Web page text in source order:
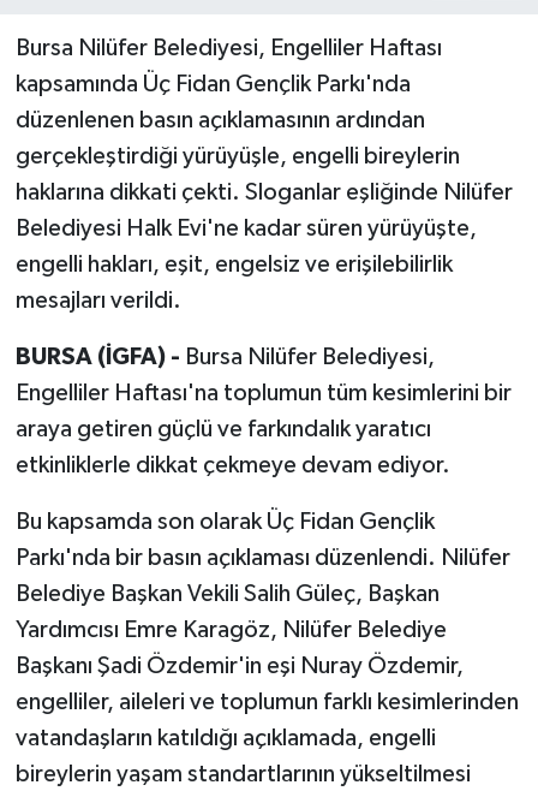
Bursa Nilüfer Belediyesi, Engelliler Haftası
kapsamında Üç Fidan Gençlik Parkı'nda
düzenlenen basın açıklamasının ardından
gerçekleştirdiği yürüyüşle, engelli bireylerin
haklarına dikkati çekti. Sloganlar eşliğinde Nilüfer
Belediyesi Halk Evi'ne kadar süren yürüyüşte,
engelli hakları, eşit, engelsiz ve erişilebilirlik
mesajları verildi.
BURSA (İGFA) - Bursa Nilüfer Belediyesi,
Engelliler Haftası'na toplumun tüm kesimlerini bir
araya getiren güçlü ve farkındalık yaratıcı
etkinliklerle dikkat çekmeye devam ediyor.
Bu kapsamda son olarak Üç Fidan Gençlik
Parkı'nda bir basın açıklaması düzenlendi. Nilüfer
Belediye Başkan Vekili Salih Güleç, Başkan
Yardımcısı Emre Karagöz, Nilüfer Belediye
Başkanı Şadi Özdemir'in eşi Nuray Özdemir,
engelliler, aileleri ve toplumun farklı kesimlerinden
vatandaşların katıldığı açıklamada, engelli
bireylerin yaşam standartlarının yükseltilmesi